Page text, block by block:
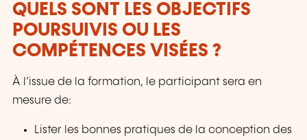
QUELS SONT LES OBJECTIFS
POURSUIVIS OU LES
COMPÉTENCES VISÉES ?
À l’issue de la formation, le participant sera en
mesure de:
Lister les bonnes pratiques de la conception des